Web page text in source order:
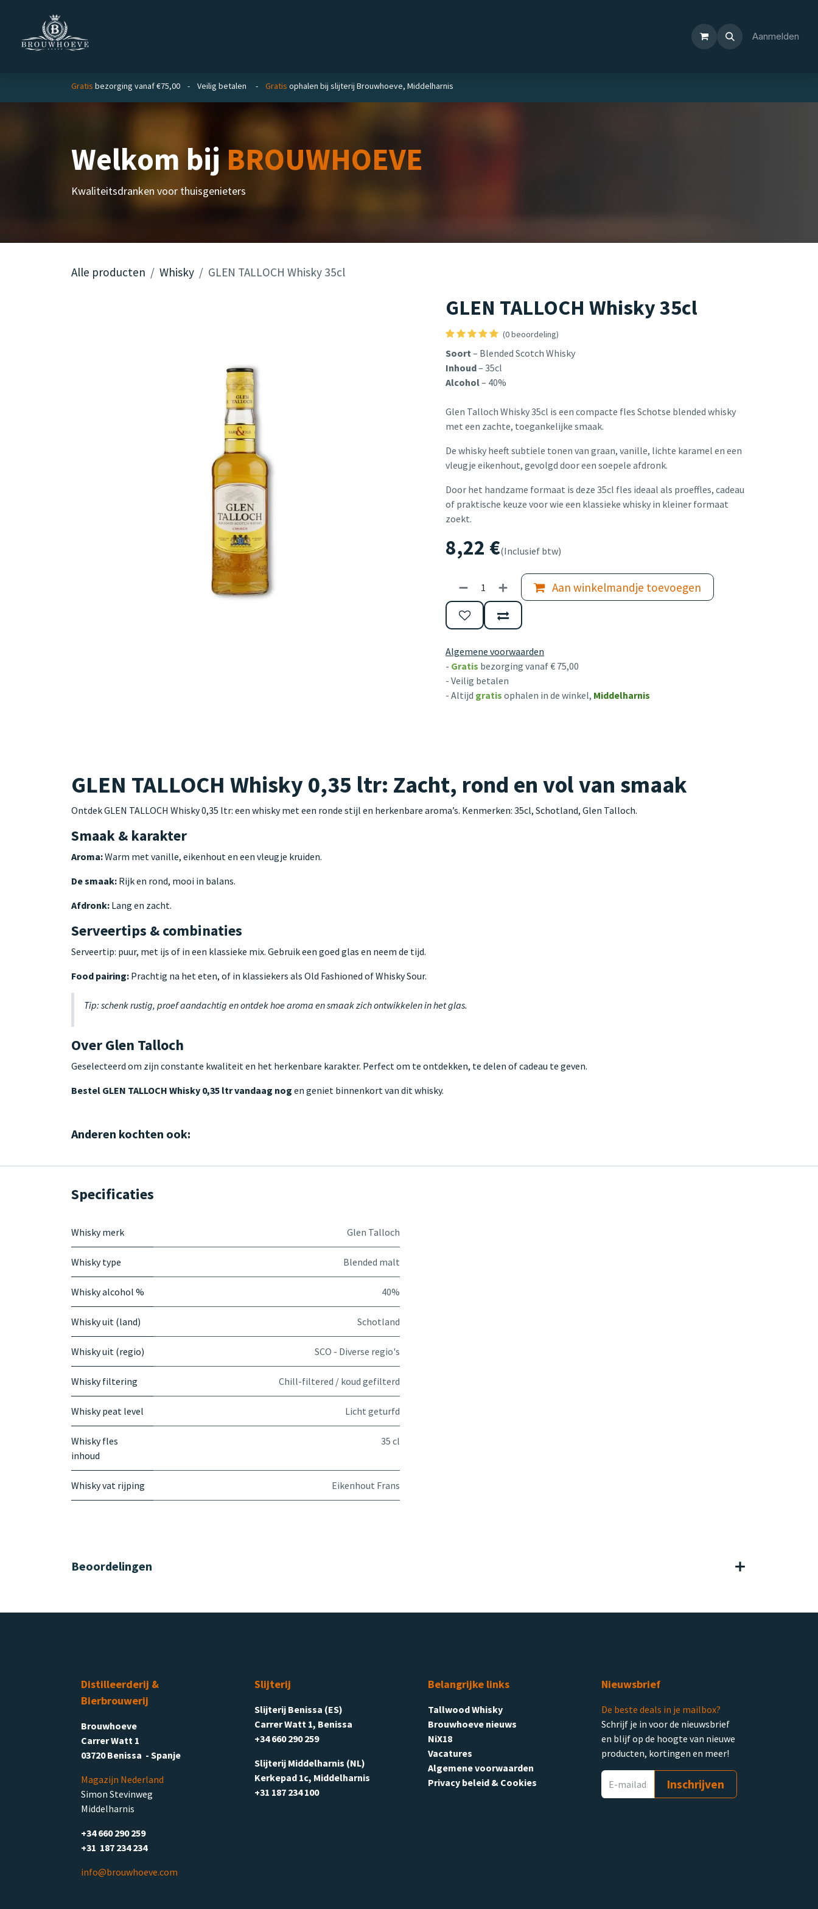
Aanmelden
Gratis bezorging vanaf €75,00 - Veilig betalen - Gratis ophalen bij slijterij Brouwhoeve, Middelharnis
Welkom bijBROUWHOEVE
Kwaliteitsdranken voor thuisgenieters
Alle producten Whisky GLEN TALLOCH Whisky 35cl
GLEN TALLOCH Whisky 35cl
(0 beoordeling)
Soort– Blended Scotch Whisky
Inhoud– 35cl
Alcohol– 40%
Glen Talloch Whisky 35cl is een compacte fles Schotse blended whisky
met een zachte, toegankelijke smaak.
De whisky heeft subtiele tonen van graan, vanille, lichte karamel en een
vleugje eikenhout, gevolgd door een soepele afdronk.
Door het handzame formaat is deze 35cl fles ideaal als proeffles, cadeau
of praktische keuze voor wie een klassieke whisky in kleiner formaat
zoekt.
8,22 €(Inclusief btw)
Aan winkelmandje toevoegen
Algemene voorwaarden
- Gratis bezorging vanaf € 75,00
- Veilig betalen
- Altijd gratis ophalen in de winkel, Middelharnis
GLEN TALLOCH Whisky 0,35 ltr: Zacht, rond en vol van smaak
Ontdek GLEN TALLOCH Whisky 0,35 ltr: een whisky met een ronde stijl en herkenbare aroma’s. Kenmerken: 35cl, Schotland, Glen Talloch.
Smaak & karakter
Aroma:Warm met vanille, eikenhout en een vleugje kruiden.
De smaak: Rijk en rond, mooi in balans.
Afdronk: Lang en zacht.
Serveertips & combinaties
Serveertip: puur, met ijs of in een klassieke mix. Gebruik een goed glas en neem de tijd.
Food pairing: Prachtig na het eten, of in klassiekers als Old Fashioned of Whisky Sour.
Tip: schenk rustig, proef aandachtig en ontdek hoe aroma en smaak zich ontwikkelen in het glas.
Over Glen Talloch
Geselecteerd om zijn constante kwaliteit en het herkenbare karakter. Perfect om te ontdekken, te delen of cadeau te geven.
Bestel GLEN TALLOCH Whisky 0,35 ltr vandaag nog en geniet binnenkort van dit whisky.
Anderen kochten ook:
Specificaties
Whisky merk Glen Talloch
Whisky type Blended malt
Whisky alcohol % 40%
Whisky uit (land) Schotland
Whisky uit (regio) SCO - Diverse regio's
Whisky filtering Chill-filtered / koud gefilterd
Whisky peat level Licht geturfd
Whisky fles
inhoud
35 cl
Whisky vat rijping Eikenhout Frans
Beoordelingen
Distilleerderij &
Bierbrouwerij
Brouwhoeve
Carrer Watt 1
03720 Benissa - Spanje
Magazijn Nederland
Simon Stevinweg
Middelharnis
+34 660 290 259
+31 187 234 234
info@brouwhoeve.com
Slijterij
Slijterij Benissa (ES)
Carrer Watt 1, Benissa
+34 660 290 259
Slijterij Middelharnis (NL)
Kerkepad 1c, Middelharnis
+31 187 234 100
Belangrijke links
Tallwood Whisky
Brouwhoeve nieuws
NiX18
Vacatures
Algemene voorwaarden
Privacy beleid & Cookies
Nieuwsbrief
De beste deals in je mailbox?
Schrijf je in voor de nieuwsbrief
en blijf op de hoogte van nieuwe
producten, kortingen en meer!
Inschrijven